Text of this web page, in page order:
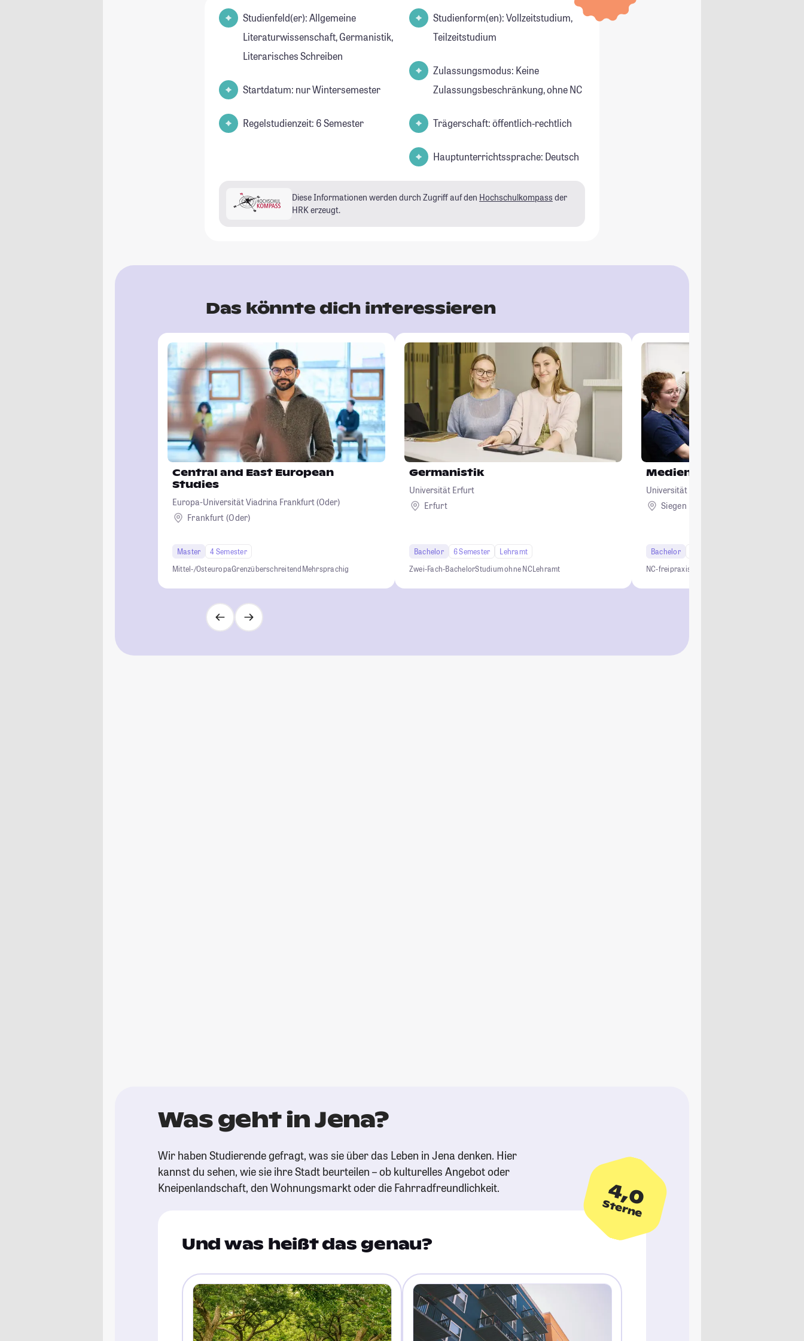
Studienfeld(er): Allgemeine
Literaturwissenschaft, Germanistik,
Literarisches Schreiben
Startdatum: nur Wintersemester
Regelstudienzeit: 6 Semester
Studienform(en): Vollzeitstudium,
Teilzeitstudium
Zulassungsmodus: Keine
Zulassungsbeschränkung, ohne NC
Trägerschaft: öffentlich-rechtlich
Hauptunterrichtssprache: Deutsch
Diese Informationen werden durch Zugriff auf den Hochschulkompass der
HRK erzeugt.
Das könnte dich interessieren
Central and East European
Studies
Europa-Universität Viadrina Frankfurt (Oder)
Frankfurt (Oder)
Master
4 Semester
Mittel-/OsteuropaGrenzüberschreitendMehrsprachig
Germanistik
Universität Erfurt
Erfurt
Bachelor 6 Semester
Lehramt
Zwei-Fach-BachelorStudium ohne NCLehramt
Medienwissenschaft
Universität Siegen
Siegen
Bachelor
NC-freipraxisnah
Was geht in Jena?
Wir haben Studierende gefragt, was sie über das Leben in Jena denken. Hier
kannst du sehen, wie sie ihre Stadt beurteilen – ob kulturelles Angebot oder
Kneipenlandschaft, den Wohnungsmarkt oder die Fahrradfreundlichkeit.
4,0
Sterne
Und was heißt das genau?